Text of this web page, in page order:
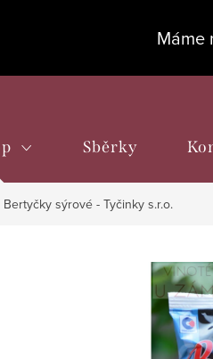
Máme
Sběrky
Bertyčky sýrové - Tyčinky s.r.o.